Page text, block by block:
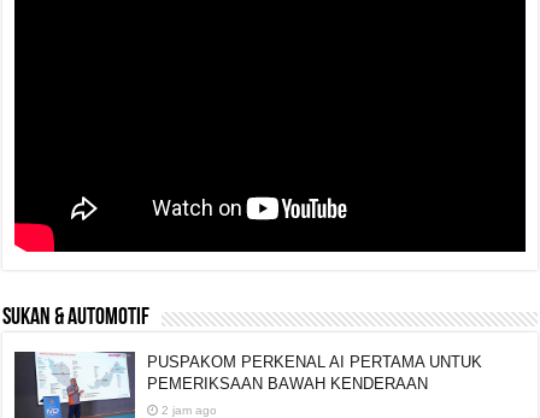
SUKAN & AUTOMOTIF
PUSPAKOM PERKENAL AI PERTAMA UNTUK
PEMERIKSAAN BAWAH KENDERAAN
2 jam ago